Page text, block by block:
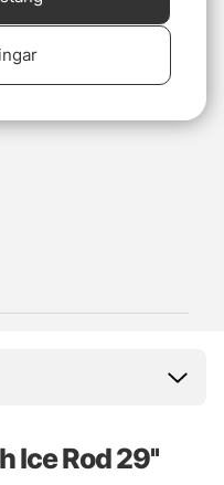
Ice Rod 29''